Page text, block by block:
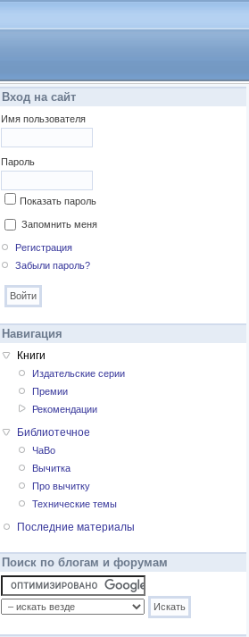
Вход на сайт
Имя пользователя
Пароль
Показать пароль
Запомнить меня
Регистрация
Забыли пароль?
Навигация
Книги
Издательские серии
Премии
Рекомендации
Библиотечное
ЧаВо
Вычитка
Про вычитку
Технические темы
Последние материалы
Поиск по блогам и форумам